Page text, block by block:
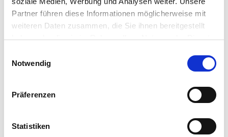
Partner führen diese Informationen möglicherweise mit
weiteren Daten zusammen, die Sie ihnen bereitgestellt
haben oder die sie im Rahmen Ihrer Nutzung der Dienste
Notwendig
Präferenzen
Statistiken
Modernisierung mit
Mayflower
Mit unserem Vorgehen helfen wir Dir,
schneller auf den Markt reagierenzu